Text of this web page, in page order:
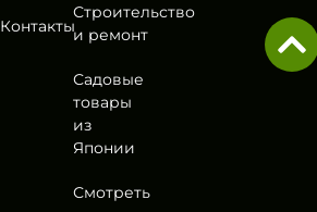
Контакты
Строительство
и ремонт
Садовые
товары
из
Японии
Смотреть